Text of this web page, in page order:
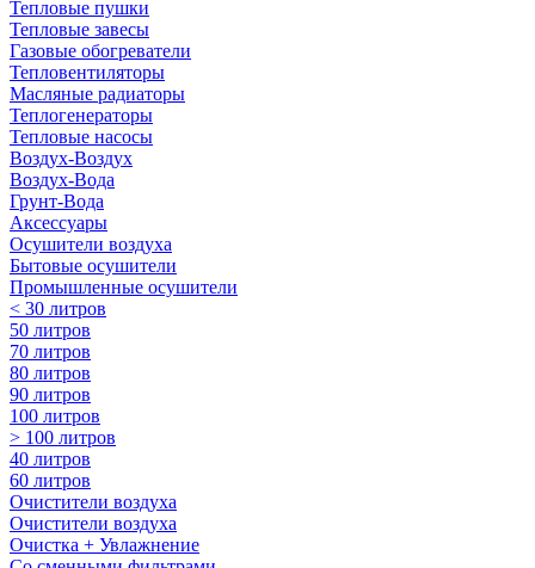
Тепловые пушки
Тепловые завесы
Газовые обогреватели
Тепловентиляторы
Масляные радиаторы
Теплогенераторы
Тепловые насосы
Воздух-Воздух
Воздух-Вода
Грунт-Вода
Аксессуары
Осушители воздуха
Бытовые осушители
Промышленные осушители
< 30 литров
50 литров
70 литров
80 литров
90 литров
100 литров
> 100 литров
40 литров
60 литров
Очистители воздуха
Очистители воздуха
Очистка + Увлажнение